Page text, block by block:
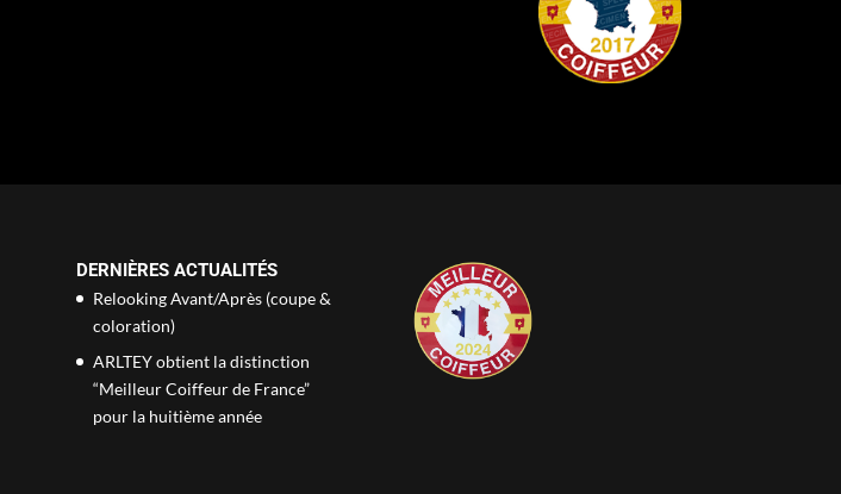
DERNIÈRES ACTUALITÉS
Relooking Avant/Après (coupe &
coloration)
ARLTEY obtient la distinction
“Meilleur Coiffeur de France”
pour la huitième année